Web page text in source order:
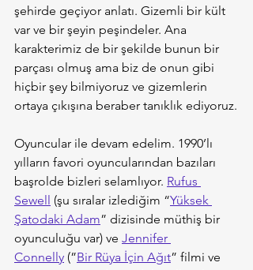
şehirde geçiyor anlatı. Gizemli bir kült
var ve bir şeyin peşindeler. Ana
karakterimiz de bir şekilde bunun bir
parçası olmuş ama biz de onun gibi
hiçbir şey bilmiyoruz ve gizemlerin
ortaya çıkışına beraber tanıklık ediyoruz.
Oyuncular ile devam edelim. 1990’lı
yılların favori oyuncularından bazıları
başrolde bizleri selamlıyor. Rufus
Sewell (şu sıralar izlediğim “Yüksek
Şatodaki Adam” dizisinde müthiş bir
oyunculuğu var) ve Jennifer
Connelly (”Bir Rüya İçin Ağıt” filmi ve